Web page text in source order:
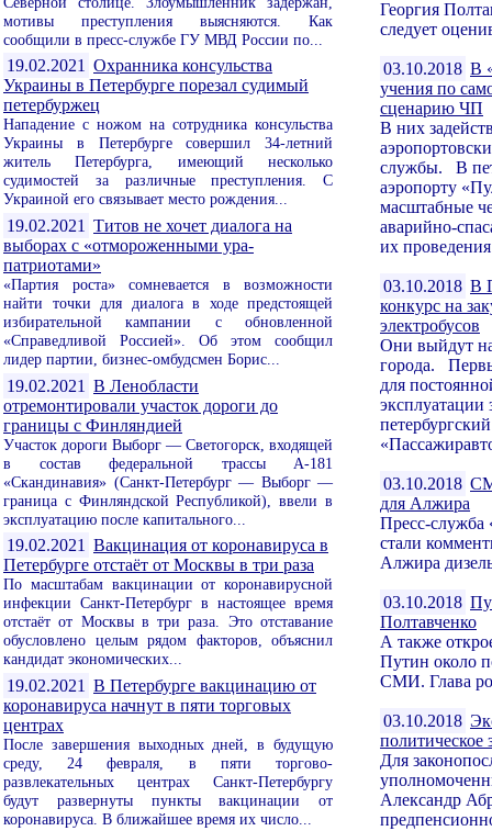
мотивы преступления выясняются. Как
сообщили в пресс-службе ГУ МВД России по...
19.02.2021 Охранника консульства
Украины в Петербурге порезал судимый
петербуржец
Нападение с ножом на сотрудника консульства
Украины в Петербурге совершил 34-летний
житель Петербурга, имеющий несколько
судимостей за различные преступления. С
Украиной его связывает место рождения...
19.02.2021 Титов не хочет диалога на
выборах с «отмороженными ура-
патриотами»
«Партия роста» сомневается в возможности
найти точки для диалога в ходе предстоящей
избирательной кампании с обновленной
«Справедливой Россией». Об этом сообщил
лидер партии, бизнес-омбудсмен Борис...
19.02.2021 В Ленобласти
отремонтировали участок дороги до
границы с Финляндией
Участок дороги Выборг — Светогорск, входящей
в состав федеральной трассы А-181
«Скандинавия» (Санкт-Петербург — Выборг —
граница с Финляндской Республикой), ввели в
эксплуатацию после капитального...
19.02.2021 Вакцинация от коронавируса в
Петербурге отстаёт от Москвы в три раза
По масштабам вакцинации от коронавирусной
инфекции Санкт-Петербург в настоящее время
отстаёт от Москвы в три раза. Это отставание
обусловлено целым рядом факторов, объяснил
кандидат экономических...
19.02.2021 В Петербурге вакцинацию от
коронавируса начнут в пяти торговых
центрах
После завершения выходных дней, в будущую
среду, 24 февраля, в пяти торгово-
развлекательных центрах Санкт-Петербургу
будут развернуты пункты вакцинации от
коронавируса. В ближайшее время их число...
Георгия
следует
03.10.2018 В
учения по
сценарию ЧП
В них
службы. В
аэропорту
масштабные
аварийно-
их
03.10.2018 В
конкурс на
электробусов
Они выйдут
города.
для
эксплуатации
03.10.2018
для Алжира
Пресс-служба
стали
Алжира
03.10.2018
Полтавченко
А также
Путин около
СМИ. Глава
03.10.2018
политическое
Для
Александр